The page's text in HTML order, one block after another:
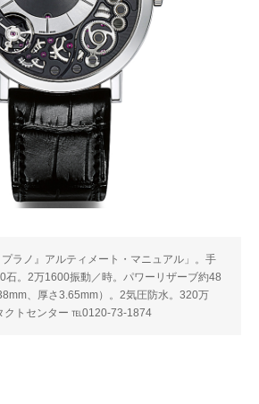
ラノ』アルティメート・マニュアル」。手
石。2万1600振動／時。パワーリザーブ約48
、厚さ3.65mm）。2気圧防水。320万
クトセンター ℡0120-73-1874